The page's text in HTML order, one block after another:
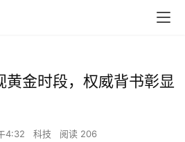
黄金时段，权威背书彰显
4:32 科技 阅读 206